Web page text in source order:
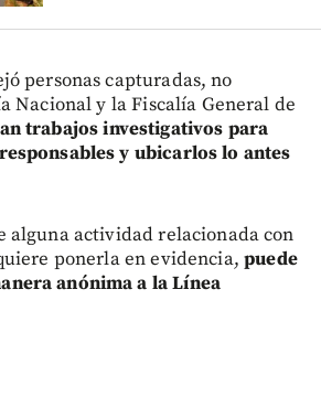
personas capturadas, no
Nacional y la Fiscalía General de
trabajos investigativos para
y ubicarlos lo antes
alguna actividad relacionada con
ponerla en evidencia,puede
anónima a la Línea